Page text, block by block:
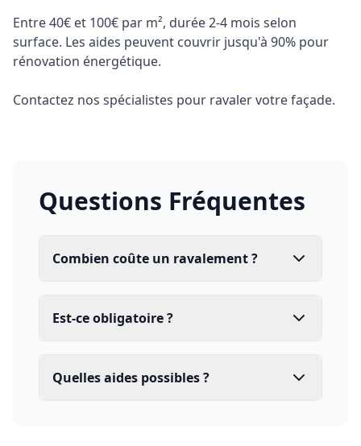
Entre 40€ et 100€ par m², durée 2-4 mois selon
surface. Les aides peuvent couvrir jusqu'à 90% pour
rénovation énergétique.
Contactez nos spécialistes pour ravaler votre façade.
Questions Fréquentes
Combien coûte un ravalement ?
Est-ce obligatoire ?
Quelles aides possibles ?